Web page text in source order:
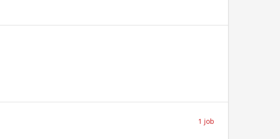
1 job